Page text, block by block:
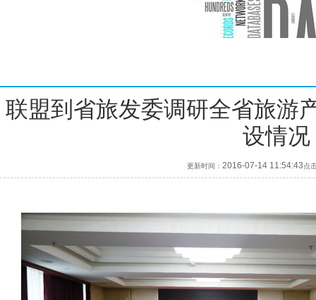
联盟到省旅发委调研全省旅游
设情况
更新时间： 2016-07-14 11:54:43点